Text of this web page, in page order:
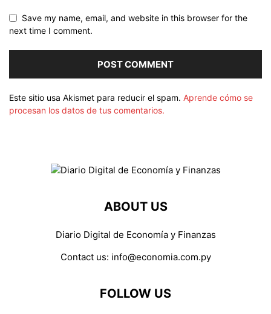
Save my name, email, and website in this browser for the
next time I comment.
Este sitio usa Akismet para reducir el spam. Aprende cómo se
procesan los datos de tus comentarios.
ABOUT US
Diario Digital de Economía y Finanzas
Contact us: info@economia.com.py
FOLLOW US